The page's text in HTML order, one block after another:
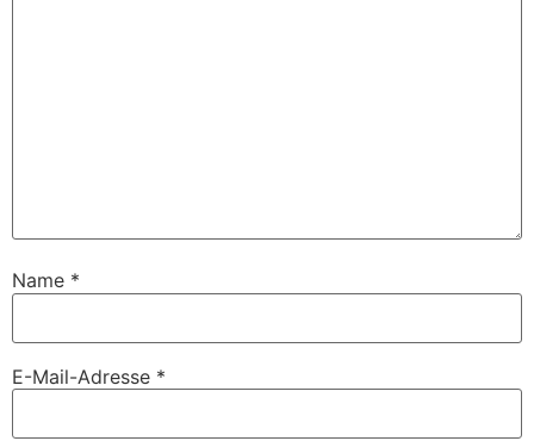
Name *
E-Mail-Adresse *